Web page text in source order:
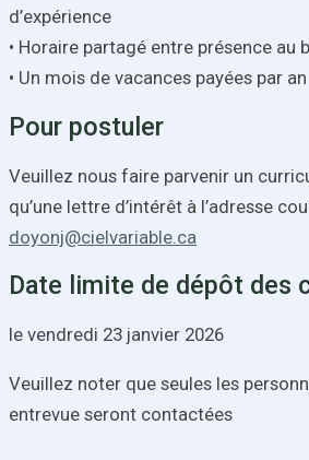
d’expérience
• Horaire partagé entre présence au
• Un mois de vacances payées par an
Pour postuler
Veuillez nous faire parvenir un
qu’une lettre d’intérêt à l’adresse
doyonj@cielvariable.ca
Date limite de dépôt des
le vendredi 23 janvier 2026
Veuillez noter que seules les
entrevue seront contactées